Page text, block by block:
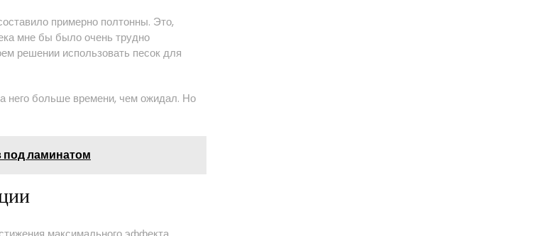
примерно полтонны. Это,
мне бы было очень трудно
решении использовать песок для
него больше времени, чем ожидал. Но
под ламинатом